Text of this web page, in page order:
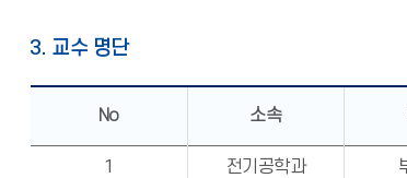
3. 교수 명단
No 소속
1 전기공학과